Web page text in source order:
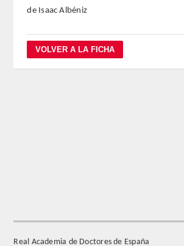
ACADÉMICOS
CIENCIAS EXPERIMENTALES
de Isaac Albéniz
Real Academia de Doctores de España